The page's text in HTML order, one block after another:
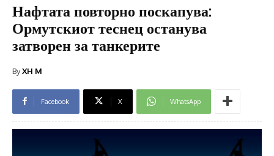
Нафтата повторно поскапува:
Ормутскиот теснец останува
затворен за танкерите
ByXH M
Facebook X WhatsApp